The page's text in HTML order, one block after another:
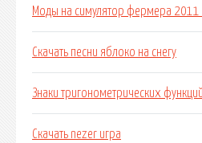
Моды на симулятор фермера 2011
Скачать песни яблоко на снегу
Знаки тригонометрических
Скачать nezer игра